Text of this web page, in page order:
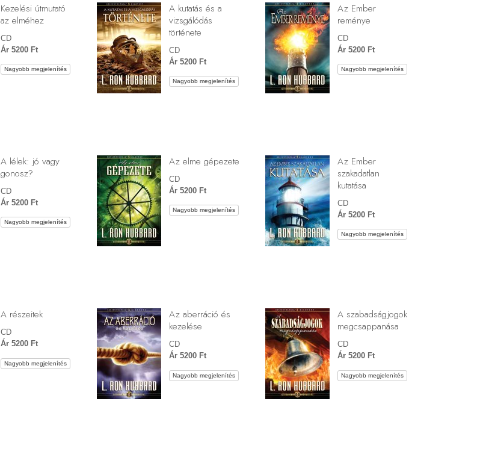
Kezelési útmutató
az elméhez
CD
Ár 5200 Ft
Nagyobb megjelenítés
A kutatás és a
vizsgálódás
története
CD
Ár 5200 Ft
Nagyobb megjelenítés
Az Ember
reménye
CD
Ár 5200 Ft
Nagyobb megjelenítés
A lélek: jó vagy
gonosz?
CD
Ár 5200 Ft
Nagyobb megjelenítés
Az elme gépezete
CD
Ár 5200 Ft
Nagyobb megjelenítés
Az Ember
szakadatlan
kutatása
CD
Ár 5200 Ft
Nagyobb megjelenítés
A részeitek
CD
Ár 5200 Ft
Nagyobb megjelenítés
Az aberráció és
kezelése
CD
Ár 5200 Ft
Nagyobb megjelenítés
A szabadságjogok
megcsappanása
CD
Ár 5200 Ft
Nagyobb megjelenítés